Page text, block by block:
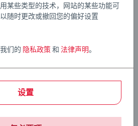
某些类型的技术，网站的某些功能可
随时更改或撤回您的偏好设置
们的 隐私政策 和 法律声明。
设置